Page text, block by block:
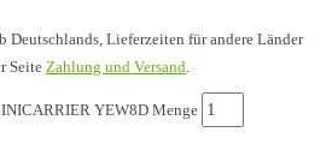
Lieferzeiten für andere Länder
Seite Zahlung und Versand
YEW8D Menge